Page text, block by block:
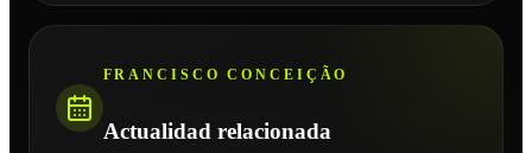
FRANCISCO CONCEIÇÃO
Actualidad relacionada